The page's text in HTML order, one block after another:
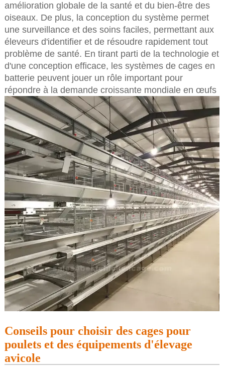
amélioration globale de la santé et du bien-être des
oiseaux. De plus, la conception du système permet
une surveillance et des soins faciles, permettant aux
éleveurs d'identifier et de résoudre rapidement tout
problème de santé. En tirant parti de la technologie et
d'une conception efficace, les systèmes de cages en
batterie peuvent jouer un rôle important pour
répondre à la demande croissante mondiale en œufs
Conseils pour choisir des cages pour
poulets et des équipements d'élevage
avicole